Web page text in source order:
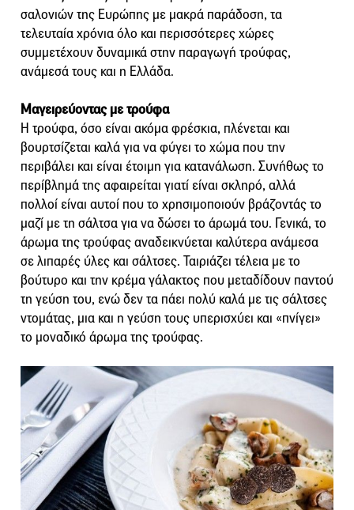
σαλονιών της Ευρώπης με μακρά παράδοση, τα
τελευταία χρόνια όλο και περισσότερες χώρες
συμμετέχουν δυναμικά στην παραγωγή τρούφας,
ανάμεσά τους και η Ελλάδα.
Μαγειρεύοντας με τρούφα
Η τρούφα, όσο είναι ακόμα φρέσκια, πλένεται και
βουρτσίζεται καλά για να φύγει το χώμα που την
περιβάλει και είναι έτοιμη για κατανάλωση. Συνήθως το
περίβλημά της αφαιρείται γιατί είναι σκληρό, αλλά
πολλοί είναι αυτοί που το χρησιμοποιούν βράζοντάς το
μαζί με τη σάλτσα για να δώσει το άρωμά του. Γενικά, το
άρωμα της τρούφας αναδεικνύεται καλύτερα ανάμεσα
σε λιπαρές ύλες και σάλτσες. Ταιριάζει τέλεια με το
βούτυρο και την κρέμα γάλακτος που μεταδίδουν παντού
τη γεύση του, ενώ δεν τα πάει πολύ καλά με τις σάλτσες
ντομάτας, μια και η γεύση τους υπερισχύει και «πνίγει»
το μοναδικό άρωμα της τρούφας.